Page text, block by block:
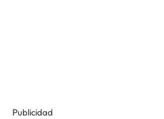
Publicidad